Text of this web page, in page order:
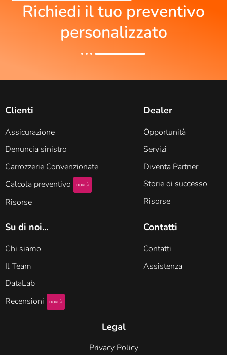
Richiedi il tuo preventivo
personalizzato
Clienti
Assicurazione
Denuncia sinistro
Carrozzerie Convenzionate
Calcola preventivo
novità
Risorse
Dealer
Opportunità
Servizi
Diventa Partner
Storie di successo
Risorse
Su di noi...
Chi siamo
Il Team
DataLab
Recensioni
novità
Contatti
Contatti
Assistenza
Legal
Privacy Policy